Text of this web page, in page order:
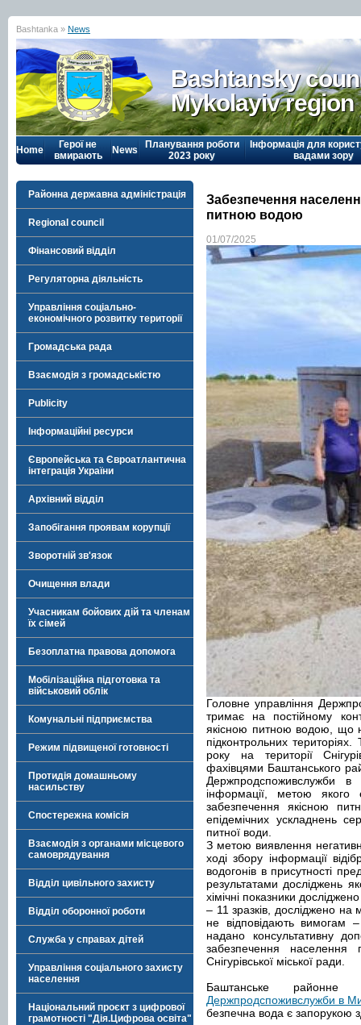
Bashtanka » News
Bashtansky
Mykolayiv region
Home
Герої не
вмирають
News
Планування роботи
2023 року
Інформація для
вадами зору
Районна державна адміністрація
Regional council
Фінансовий відділ
Регуляторна діяльність
Управління соціально-
економічного розвитку території
Громадська рада
Взаємодія з громадськістю
Publicity
Інформаційні ресурси
Європейська та Євроатлантична
інтеграція України
Архівний відділ
Запобігання проявам корупції
Зворотній зв'язок
Очищення влади
Учасникам бойових дій та членам
їх сімей
Безоплатна правова допомога
Мобілізаційна підготовка та
військовий облік
Комунальні підприємства
Режим підвищеної готовності
Протидія домашньому
насильству
Спостережна комісія
Взаємодія з органами місцевого
самоврядування
Відділ цивільного захисту
Відділ оборонної роботи
Служба у справах дітей
Управління соціального захисту
населення
Національний проєкт з цифрової
грамотності "Дія.Цифрова освіта"
Забезпечення
питною водою
01/07/2025
Головне управління
тримає на постійному
якісною питною водою, що
підконтрольних
року на території
фахівцями Баштанського
Держпродспоживслужби в
інформації, метою
забезпечення якісною
епідемічних ускладнень
питної води.
З метою виявлення
ході збору інформації
водогонів в присутності
результатами досліджень
хімічні показники
– 11 зразків, досліджено на
не відповідають вимогам
надано консультативну
забезпечення населення
Снігурівської міської ради.
Баштанське районне
Держпродспоживслужби в
безпечна вода є запорукою